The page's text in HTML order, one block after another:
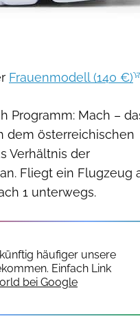
Frauenmodell (140 €)
Programm: Mach –
dem österreichischen
Verhältnis der
Fliegt ein Flugzeug
1 unterwegs.
häufiger unsere
Einfach Link
bei Google